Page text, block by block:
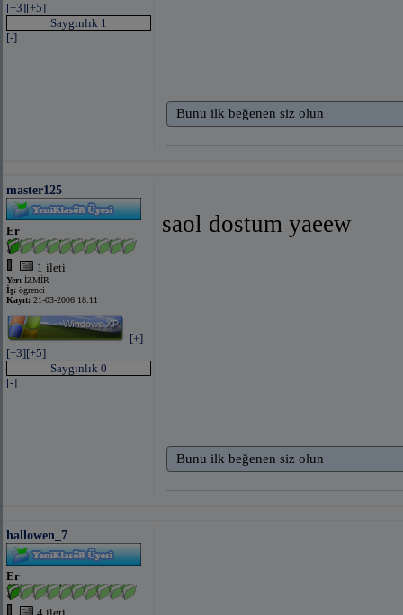
[+3][+5]
Saygınlık 1
[-]
Bunu ilk beğenen siz olun
master125
Er
1 ileti
Yer: İZMİR
İş: ögrenci
Kayıt: 21-03-2006 18:11
[+]
[+3][+5]
Saygınlık 0
[-]
saol dostum yaeew
Bunu ilk beğenen siz olun
hallowen_7
Er